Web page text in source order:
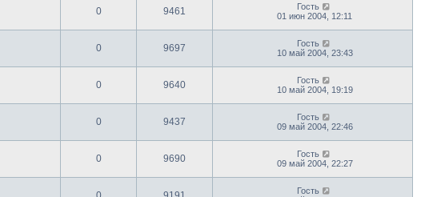
0 9461
Гость
01 июн 2004, 12:11
0 9697
Гость
10 май 2004, 23:43
0 9640
Гость
10 май 2004, 19:19
0 9437
Гость
09 май 2004, 22:46
0 9690
Гость
09 май 2004, 22:27
Гость